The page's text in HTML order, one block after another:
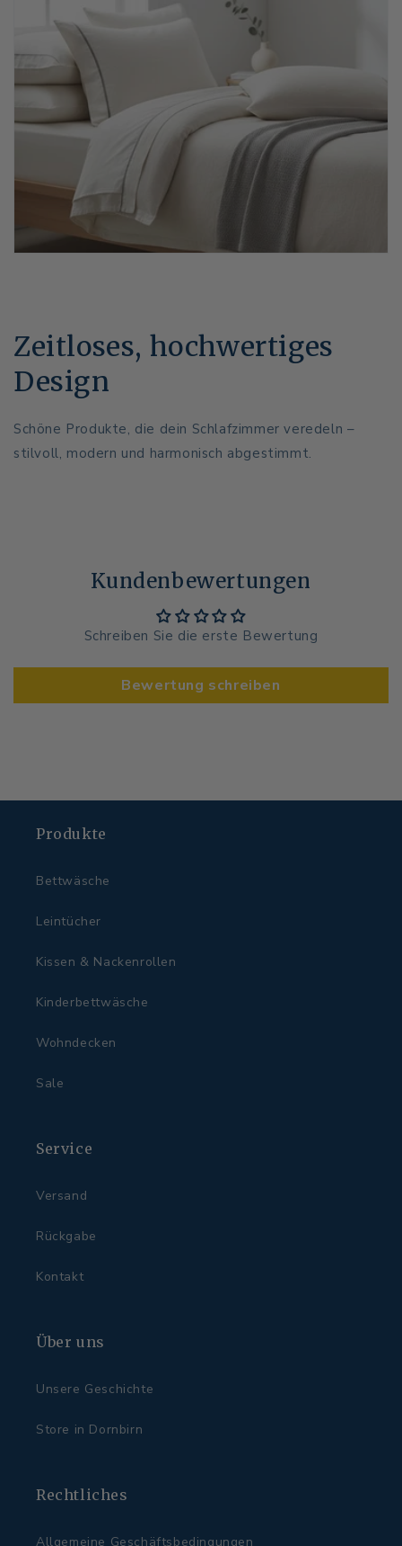
Zeitloses, hochwertiges
Design
Schöne Produkte, die dein Schlafzimmer veredeln –
stilvoll, modern und harmonisch abgestimmt.
Kundenbewertungen
Schreiben Sie die erste Bewertung
Bewertung schreiben
Produkte
Bettwäsche
Leintücher
Kissen & Nackenrollen
Kinderbettwäsche
Wohndecken
Sale
Service
Versand
Rückgabe
Kontakt
Über uns
Unsere Geschichte
Store in Dornbirn
Rechtliches
Allgemeine Geschäftsbedingungen